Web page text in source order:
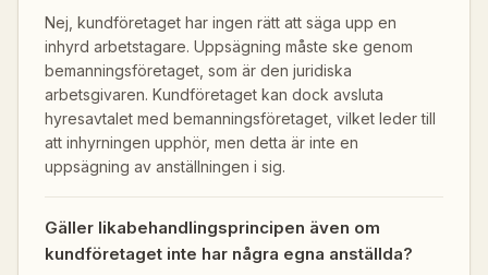
Nej, kundföretaget har ingen rätt att säga upp en
inhyrd arbetstagare. Uppsägning måste ske genom
bemanningsföretaget, som är den juridiska
arbetsgivaren. Kundföretaget kan dock avsluta
hyresavtalet med bemanningsföretaget, vilket leder till
att inhyrningen upphör, men detta är inte en
uppsägning av anställningen i sig.
Gäller likabehandlingsprincipen även om
kundföretaget inte har några egna anställda?